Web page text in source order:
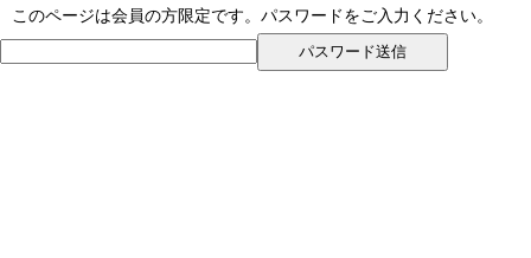
このページは会員の方限定です。パスワードをご入力ください。